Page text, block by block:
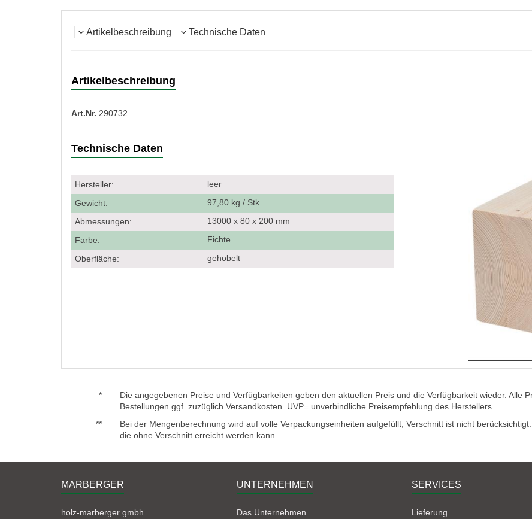
Artikelbeschreibung Technische Daten
Artikelbeschreibung
Art.Nr. 290732
Technische Daten
Hersteller:
leer
Gewicht:
97,80 kg / Stk
Abmessungen:
13000 x 80 x 200 mm
Farbe:
Fichte
Oberfläche:
gehobelt
*
Die angegebenen Preise und Verfügbarkeiten geben den aktuellen Preis und die Verfügbarkeit wieder. Alle
Bestellungen ggf. zuzüglich Versandkosten. UVP= unverbindliche Preisempfehlung des Herstellers.
**
Bei der Mengenberechnung wird auf volle Verpackungseinheiten aufgefüllt, Verschnitt ist nicht
die ohne Verschnitt erreicht werden kann.
MARBERGER
holz-marberger gmbh
UNTERNEHMEN
Das Unternehmen
SERVICES
Lieferung